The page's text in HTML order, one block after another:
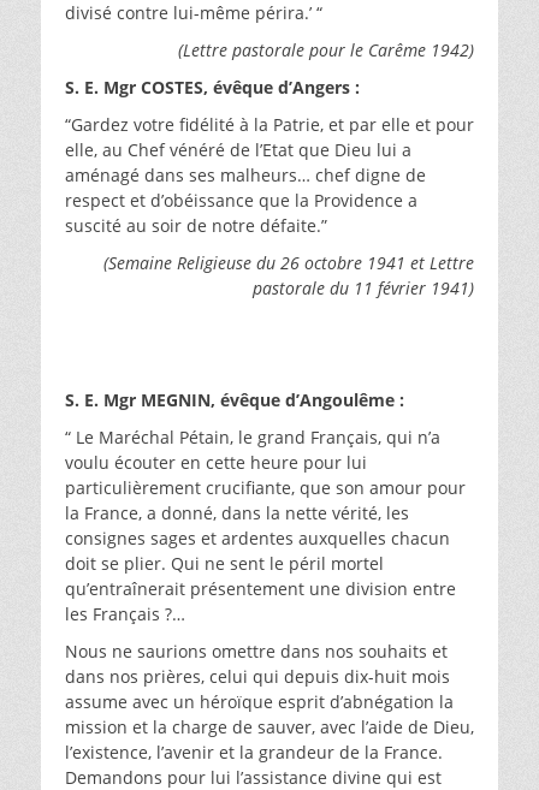
divisé contre lui-même périra.’ “
(Lettre pastorale pour le Carême 1942)
S. E. Mgr COSTES, évêque d’Angers :
“Gardez votre fidélité à la Patrie, et par elle et pour
elle, au Chef vénéré de l’Etat que Dieu lui a
aménagé dans ses malheurs… chef digne de
respect et d’obéissance que la Providence a
suscité au soir de notre défaite.”
(Semaine Religieuse du 26 octobre 1941 et Lettre
pastorale du 11 février 1941)
S. E. Mgr MEGNIN, évêque d’Angoulême :
“ Le Maréchal Pétain, le grand Français, qui n’a
voulu écouter en cette heure pour lui
particulièrement crucifiante, que son amour pour
la France, a donné, dans la nette vérité, les
consignes sages et ardentes auxquelles chacun
doit se plier. Qui ne sent le péril mortel
qu’entraînerait présentement une division entre
les Français ?…
Nous ne saurions omettre dans nos souhaits et
dans nos prières, celui qui depuis dix-huit mois
assume avec un héroïque esprit d’abnégation la
mission et la charge de sauver, avec l’aide de Dieu,
l’existence, l’avenir et la grandeur de la France.
Demandons pour lui l’assistance divine qui est